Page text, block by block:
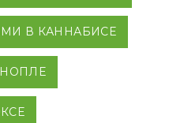
В КАННАБИСЕ